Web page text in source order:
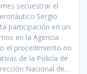
secuestrar el
Sergio
participación en un
en la Agencia
el procedimiento no
de la Policía de
Nacional de…